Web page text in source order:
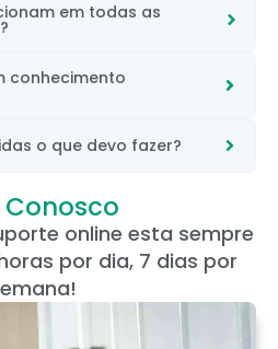
em todas as
conhecimento
o que devo fazer?
Conosco
online esta sempre
por dia, 7 dias por